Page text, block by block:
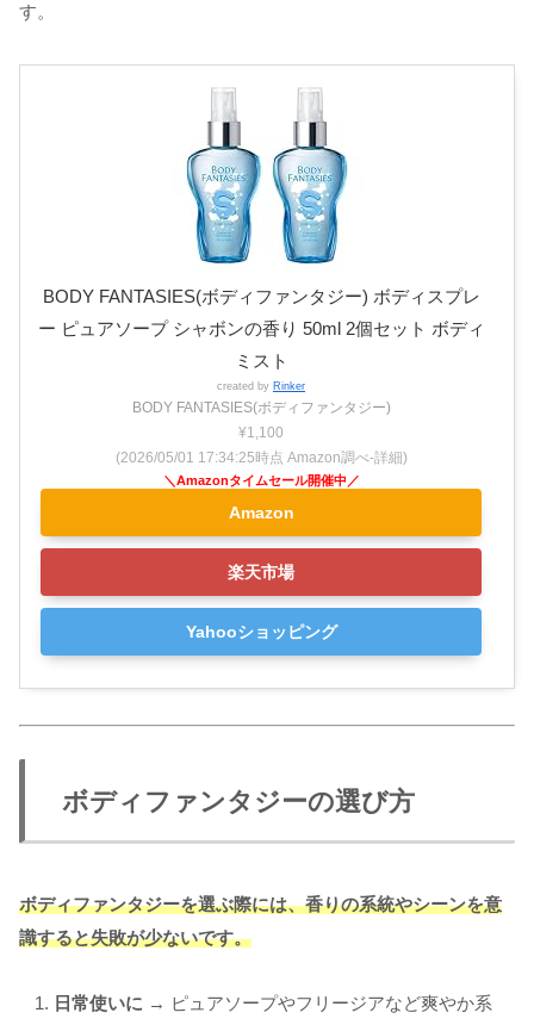
す。
BODY FANTASIES(ボディファンタジー) ボディスプレ
ー ピュアソープ シャボンの香り 50ml 2個セット ボディ
ミスト
created by Rinker
BODY FANTASIES(ボディファンタジー)
¥1,100
(2026/05/01 17:34:25時点 Amazon調べ-詳細)
Amazon
楽天市場
Yahooショッピング
ボディファンタジーの選び方
ボディファンタジーを選ぶ際には、香りの系統やシーンを意
識すると失敗が少ないです。
日常使いに → ピュアソープやフリージアなど爽やか系